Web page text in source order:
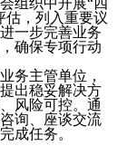
组织中开展“四
估，列入重要议
一步完善业务
确保专项行动
主管单位，
出稳妥解决方
风险可控。通
询、座谈交流
成任务。